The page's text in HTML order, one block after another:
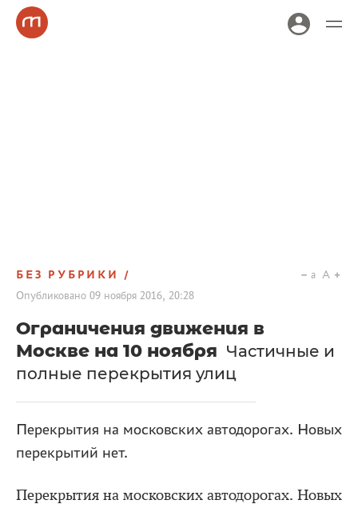
БЕЗ РУБРИКИ
Опубликовано 09 ноября 2016, 20:28
a A
Ограничения движения в
Москве на 10 ноября Частичные и
полные перекрытия улиц
Перекрытия на московских автодорогах. Новых
перекрытий нет.
Перекрытия на московских автодорогах. Новых